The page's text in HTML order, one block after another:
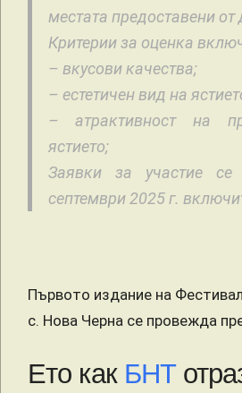
местата предоставени от
Критерии за оценка
– вкусови качества;
– естетичен вид на
– атрактивност на
ястието;
Заявки за участие
септември 2025 г.
Първото издание на
с. Нова Черна се провежда
Ето как БНТ